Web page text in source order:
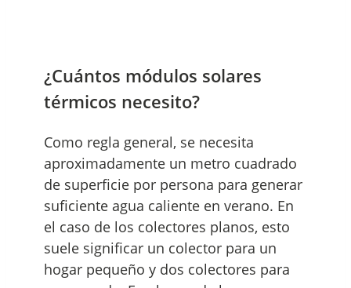
¿Cuántos módulos solares
térmicos necesito?
Como regla general, se necesita
aproximadamente un metro cuadrado
de superficie por persona para generar
suficiente agua caliente en verano. En
el caso de los colectores planos, esto
suele significar un colector para un
hogar pequeño y dos colectores para